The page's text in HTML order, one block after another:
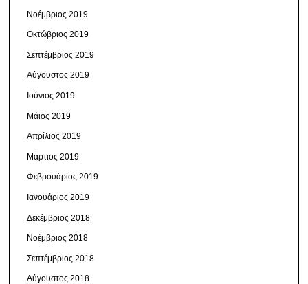
Νοέμβριος 2019
Οκτώβριος 2019
Σεπτέμβριος 2019
Αύγουστος 2019
Ιούνιος 2019
Μάιος 2019
Απρίλιος 2019
Μάρτιος 2019
Φεβρουάριος 2019
Ιανουάριος 2019
Δεκέμβριος 2018
Νοέμβριος 2018
Σεπτέμβριος 2018
Αύγουστος 2018